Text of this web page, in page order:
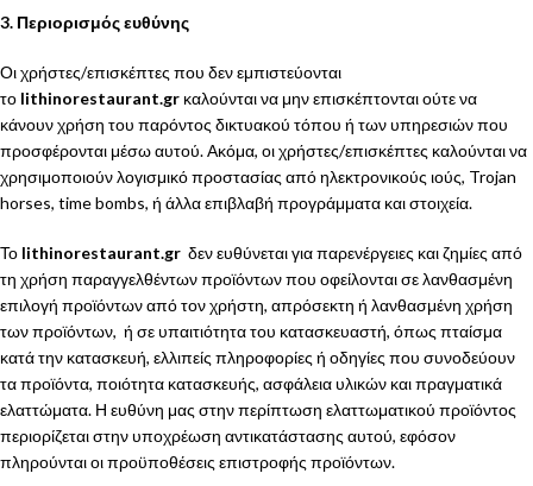
3. Περιορισμός ευθύνης
Οι χρήστες/επισκέπτες που δεν εμπιστεύονται
το lithinorestaurant.gr καλούνται να μην επισκέπτονται ούτε να
κάνουν χρήση του παρόντος δικτυακού τόπου ή των υπηρεσιών που
προσφέρονται μέσω αυτού. Ακόμα, οι χρήστες/επισκέπτες καλούνται να
χρησιμοποιούν λογισμικό προστασίας από ηλεκτρονικούς ιούς, Trojan
horses, time bombs, ή άλλα επιβλαβή προγράμματα και στοιχεία.
Το lithinorestaurant.gr δεν ευθύνεται για παρενέργειες και ζημίες από
τη χρήση παραγγελθέντων προϊόντων που οφείλονται σε λανθασμένη
επιλογή προϊόντων από τον χρήστη, απρόσεκτη ή λανθασμένη χρήση
των προϊόντων, ή σε υπαιτιότητα του κατασκευαστή, όπως πταίσμα
κατά την κατασκευή, ελλιπείς πληροφορίες ή οδηγίες που συνοδεύουν
τα προϊόντα, ποιότητα κατασκευής, ασφάλεια υλικών και πραγματικά
ελαττώματα. Η ευθύνη μας στην περίπτωση ελαττωματικού προϊόντος
περιορίζεται στην υποχρέωση αντικατάστασης αυτού, εφόσον
πληρούνται οι προϋποθέσεις επιστροφής προϊόντων.